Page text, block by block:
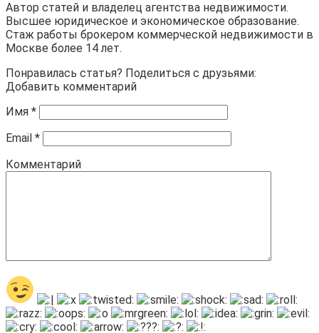
Автор статей и владелец агентства недвижимости.
Высшее юридическое и экономическое образование.
Стаж работы брокером коммерческой недвижимости в
Москве более 14 лет.
Понравилась статья? Поделиться с друзьями:
Добавить комментарий
Имя *
Email *
Комментарий